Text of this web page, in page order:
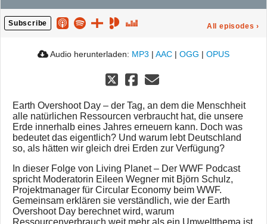
Subscribe All episodes ›
Audio herunterladen: MP3 | AAC | OGG | OPUS
Earth Overshoot Day – der Tag, an dem die Menschheit
alle natürlichen Ressourcen verbraucht hat, die unsere
Erde innerhalb eines Jahres erneuern kann. Doch was
bedeutet das eigentlich? Und warum lebt Deutschland
so, als hätten wir gleich drei Erden zur Verfügung?
In dieser Folge von Living Planet – Der WWF Podcast
spricht Moderatorin Eileen Wegner mit Björn Schulz,
Projektmanager für Circular Economy beim WWF.
Gemeinsam erklären sie verständlich, wie der Earth
Overshoot Day berechnet wird, warum